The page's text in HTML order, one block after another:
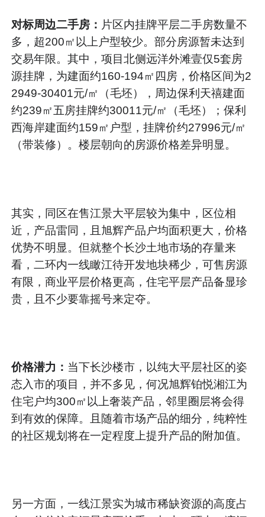
对标周边二手房： 片区内挂牌平层二手房数量不
多，超200㎡以上户型较少。部分房源暂未达到
交易年限。其中，项目北侧远洋外滩壹仅5套房
源挂牌，为建面约160-194㎡四房，价格区间为2
2949-30401元/㎡（毛坯），周边保利天禧建面
约239㎡五房挂牌约30011元/㎡（毛坯）；保利
西海岸建面约159㎡户型，挂牌价约27996元/㎡
（带装修）。楼层朝向的房源价格差异明显。
其实，同区在售江景大平层较为集中，区位相
近，产品雷同，且旭辉产品户均面积更大，价格
优势不明显。但就整个长沙土地市场的存量来
看，二环内一线瞰江待开发地块稀少，可售房源
有限，商业平层价格更高，住宅平层产品备显珍
贵，且不少要靠摇号来定夺。
价格潜力： 当下长沙楼市，以纯大平层社区的姿
态入市的项目，并不多见，何况旭辉铂悦湘江为
住宅户均300㎡以上奢装产品，邻里圈层将会得
到有效的保障。且随着市场产品的细分，纯粹性
的社区规划将在一定程度上提升产品的附加值。
另一方面，一线江景实为城市稀缺资源的高度占